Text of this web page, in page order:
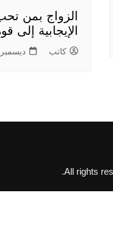
الزواج بمن
الإيجابية إلى
كاتب ديسمبر 2, 2025